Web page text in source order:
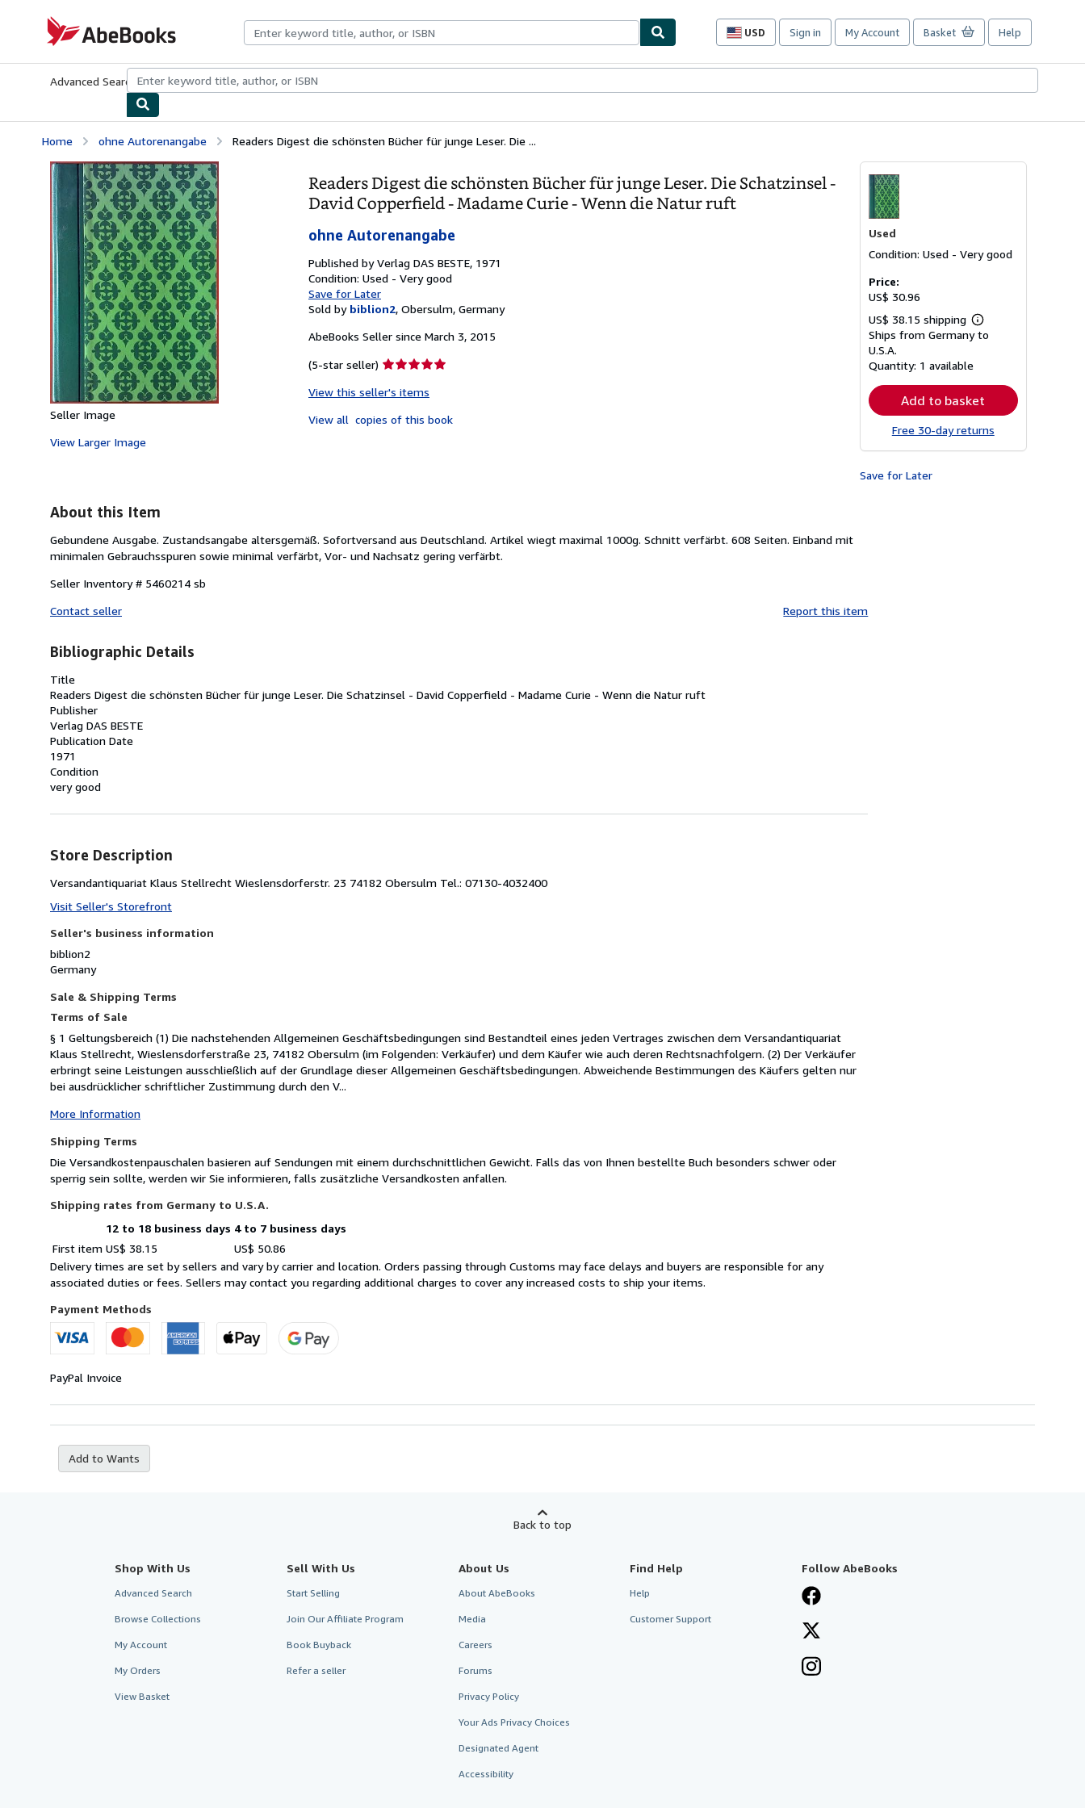
AbeBooks.com
USD
Site
preferences
Sign in My Account Basket Help
Advanced Search Browse CollectionsRare BooksArt & Collectibles
Home ohne Autorenangabe Readers Digest die schönsten Bücher für junge Leser. Die ...
Seller Image
View Larger Image
Readers Digest die schönsten Bücher für junge Leser. Die Schatzinsel -
David Copperfield - Madame Curie - Wenn die Natur ruft
ohne Autorenangabe
Published byVerlag DAS BESTE, 1971
Condition: Used - Very good
Save for Later
Sold by biblion2, Obersulm, Germany
AbeBooks Seller since March 3, 2015
(5-star seller) Seller
5
of
View this seller's items
View all copies of this book
Used
Condition: Used - Very good
Price:
US$ 30.96
US$ 38.15 shipping
Learn
more
Ships from Germany to
U.S.A.
Quantity: 1 available
Add to basket
Free 30-day returns
Save for Later
About this Item
Gebundene Ausgabe. Zustandsangabe altersgemäß. Sofortversand aus Deutschland. Artikel wiegt maximal 1000g. Schnitt verfärbt. 608 Seiten. Einband mit
minimalen Gebrauchsspuren sowie minimal verfärbt, Vor- und Nachsatz gering verfärbt.
Seller Inventory # 5460214 sb
Contact seller
Report this item
Bibliographic Details
Title
Readers Digest die schönsten Bücher für junge Leser. Die Schatzinsel - David Copperfield - Madame Curie - Wenn die Natur ruft
Publisher
Verlag DAS BESTE
Publication Date
1971
Condition
very good
Store Description
Versandantiquariat Klaus Stellrecht Wieslensdorferstr. 23 74182 Obersulm Tel.: 07130-4032400
Visit Seller's Storefront
Seller's business information
biblion2
Germany
Sale & Shipping Terms
Terms of Sale
§ 1 Geltungsbereich (1) Die nachstehenden Allgemeinen Geschäftsbedingungen sind Bestandteil eines jeden Vertrages zwischen dem Versandantiquariat
Klaus Stellrecht, Wieslensdorferstraße 23, 74182 Obersulm (im Folgenden: Verkäufer) und dem Käufer wie auch deren Rechtsnachfolgern. (2) Der Verkäufer
erbringt seine Leistungen ausschließlich auf der Grundlage dieser Allgemeinen Geschäftsbedingungen. Abweichende Bestimmungen des Käufers gelten nur
bei ausdrücklicher schriftlicher Zustimmung durch den V...
More Information
Shipping Terms
Die Versandkostenpauschalen basieren auf Sendungen mit einem durchschnittlichen Gewicht. Falls das von Ihnen bestellte Buch besonders schwer oder
sperrig sein sollte, werden wir Sie informieren, falls zusätzliche Versandkosten anfallen.
Shipping rates from Germany to U.S.A.
Shipping
rates
Germany
to
quantity
12 to 18 business days 4 to 7 business days
First item US$ 38.15
US$ 50.86
Delivery times are set by sellers and vary by carrier and location. Orders passing through Customs may face delays and buyers are responsible for any
associated duties or fees. Sellers may contact you regarding additional charges to cover any increased costs to ship your items.
Payment Methods
PayPal Invoice
Add to Wants
Back to top
Shop With Us
Advanced Search
Browse Collections
My Account
My Orders
View Basket
Sell With Us
Start Selling
Join Our Affiliate Program
Book Buyback
Refer a seller
About Us
About AbeBooks
Media
Careers
Forums
Privacy Policy
Your Ads Privacy Choices
Designated Agent
Accessibility
Find Help
Help
Customer Support
Follow AbeBooks